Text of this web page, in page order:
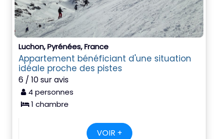
Luchon, Pyrénées, France
Appartement bénéficiant d'une situation
idéale proche des pistes
6 / 10 sur avis
4 personnes
1 chambre
VOIR +